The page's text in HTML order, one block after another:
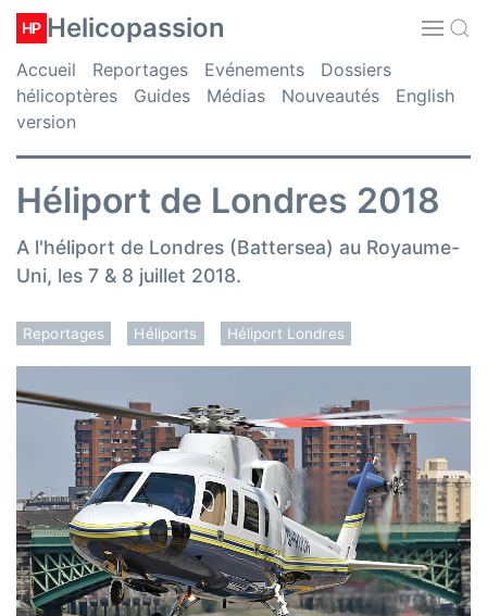
HP Helicopassion
Accueil Reportages Evénements
Dossiers
hélicoptères
Guides Médias Nouveautés
English
version
Héliport de Londres 2018
A l'héliport de Londres (Battersea) au Royaume-
Uni, les 7 & 8 juillet 2018.
Reportages Héliports Héliport Londres